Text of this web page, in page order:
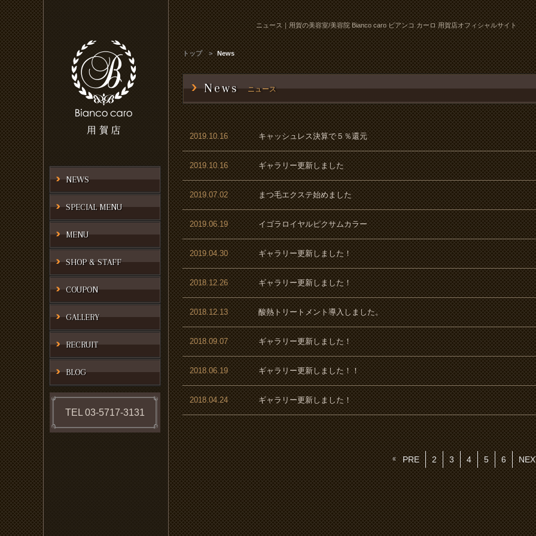
NEWS
SPECIAL MENU
MENU
SHOP & STAFF
COUPON
GALLERY
RECRUIT
BLOG
TEL 03-5717-3131
ニュース｜用賀の美容室/美容院 Bianco caro ビアンコ カーロ 用賀店オフィシャルサイト
トップ News
News ニュース
2019.10.16 キャッシュレス決算で５％還元
2019.10.16 ギャラリー更新しました
2019.07.02 まつ毛エクステ始めました
2019.06.19 イゴラロイヤルピクサムカラー
2019.04.30 ギャラリー更新しました！
2018.12.26 ギャラリー更新しました！
2018.12.13 酸熱トリートメント導入しました。
2018.09.07 ギャラリー更新しました！
2018.06.19 ギャラリー更新しました！！
2018.04.24 ギャラリー更新しました！
PRE 2 3 4 5 6